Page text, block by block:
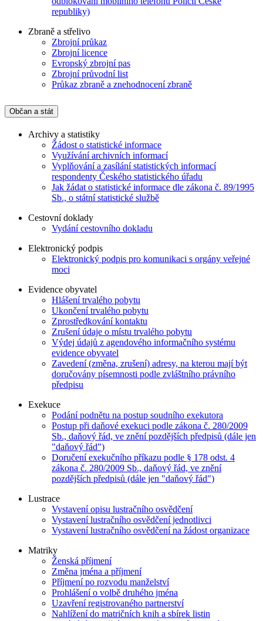
republiky)
Zbraně a střelivo
Zbrojní průkaz
Zbrojní licence
Evropský zbrojní pas
Zbrojní průvodní list
Průkaz zbraně a znehodnocení zbraně
Občan a stát
Archivy a statistiky
Žádost o statistické informace
Využívání archivních informací
Vyplňování a zasílání statistických informací
respondenty Českého statistického úřadu
Jak žádat o statistické informace dle zákona č. 89/1995
Sb., o státní statistické službě
Cestovní doklady
Vydání cestovního dokladu
Elektronický podpis
Elektronický podpis pro komunikaci s orgány veřejné
moci
Evidence obyvatel
Hlášení trvalého pobytu
Ukončení trvalého pobytu
Zprostředkování kontaktu
Zrušení údaje o místu trvalého pobytu
Výdej údajů z agendového informačního systému
evidence obyvatel
Zavedení (změna, zrušení) adresy, na kterou mají být
doručovány písemnosti podle zvláštního právního
předpisu
Exekuce
Podání podnětu na postup soudního exekutora
Postup při daňové exekuci podle zákona č. 280/2009
Sb., daňový řád, ve znění pozdějších předpisů (dále jen
"daňový řád")
Doručení exekučního příkazu podle § 178 odst. 4
zákona č. 280/2009 Sb., daňový řád, ve znění
pozdějších předpisů (dále jen "daňový řád")
Lustrace
Vystavení opisu lustračního osvědčení
Vystavení lustračního osvědčení jednotlivci
Vystavení lustračního osvědčení na žádost organizace
Matriky
Ženská příjmení
Změna jména a příjmení
Příjmení po rozvodu manželství
Prohlášení o volbě druhého jména
Uzavření registrovaného partnerství
Nahlížení do matričních knih a sbírek listin